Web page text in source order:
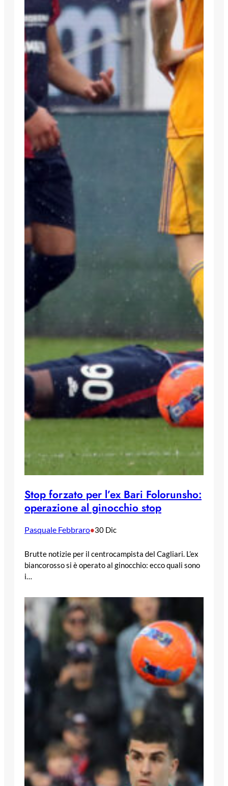
Stop forzato per l’ex Bari Folorunsho:
operazione al ginocchio stop
Pasquale Febbraro•30 Dic
Brutte notizie per il centrocampista del Cagliari. L’ex
biancorosso si è operato al ginocchio: ecco quali sono
i…